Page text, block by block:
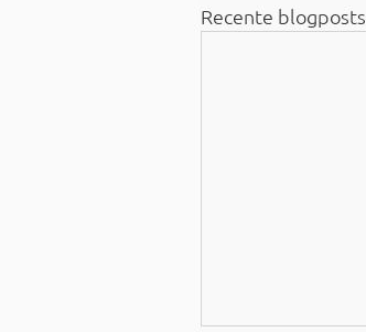
Recente blogposts